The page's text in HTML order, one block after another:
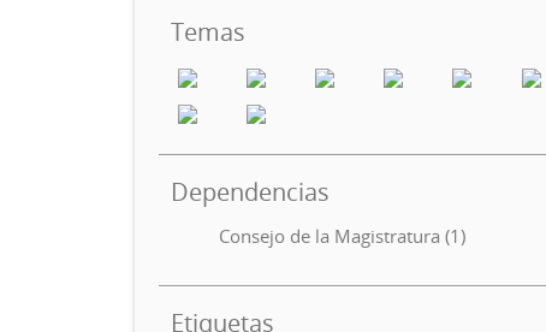
Temas
Dependencias
Consejo de la Magistratura (1)
Etiquetas